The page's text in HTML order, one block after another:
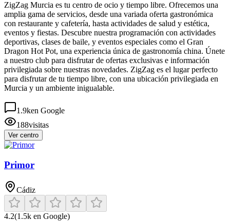
ZigZag Murcia es tu centro de ocio y tiempo libre. Ofrecemos una
amplia gama de servicios, desde una variada oferta gastronómica
con restaurante y cafetería, hasta actividades de salud y estética,
eventos y fiestas. Descubre nuestra programación con actividades
deportivas, clases de baile, y eventos especiales como el Gran
Dragon Hot Pot, una experiencia única de gastronomía china. Únete
a nuestro club para disfrutar de ofertas exclusivas e información
privilegiada sobre nuestras novedades. ZigZag es el lugar perfecto
para disfrutar de tu tiempo libre, con una ubicación privilegiada en
Murcia y un ambiente inigualable.
1.9ken Google
188visitas
Ver centro
Primor
Cádiz
4.2(1.5k en Google)